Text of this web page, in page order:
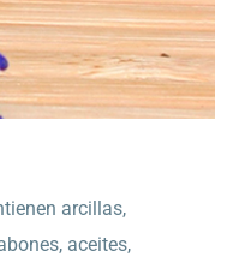
arcillas,
aceites,